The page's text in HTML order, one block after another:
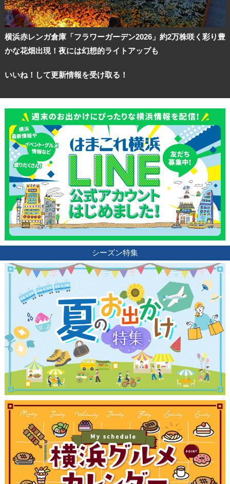
横浜赤レンガ倉庫「フラワーガーデン2026」約2万株咲く彩り豊
かな花畑出現！夜には幻想的ライトアップも
いいね！して更新情報を受け取る！
シーズン特集
観光ガイド
ランキング
ブログ記事
サイトについて